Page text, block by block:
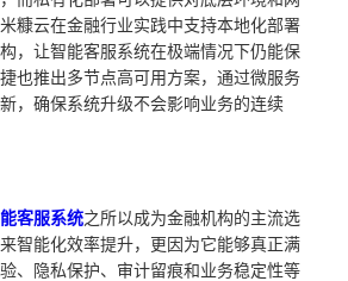
糠云在金融行业实践中支持本地化部署
，让智能客服系统在极端情况下仍能保
也推出多节点高可用方案，通过微服务
，确保系统升级不会影响业务的连续
客服系统之所以成为金融机构的主流选
智能化效率提升，更因为它能够真正满
、隐私保护、审计留痕和业务稳定性等